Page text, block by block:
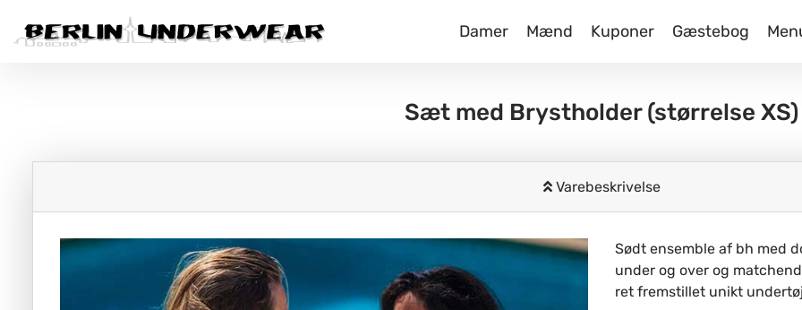
Damer Mænd Kuponer Gæstebog
Sæt med Brystholder(størrelse XS)
Varebeskrivelse
Sødt ensemble af bh med
under og over og
ret fremstillet unikt